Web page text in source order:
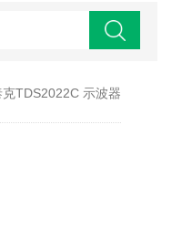
克TDS2022C 示波器